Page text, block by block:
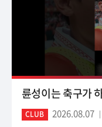
륜성이는 축구가
CLUB 2026.08.07